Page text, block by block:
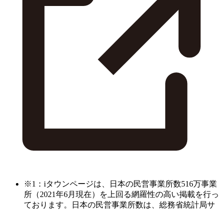
※1：iタウンページは、日本の民営事業所数516万事業
所（2021年6月現在）を上回る網羅性の高い掲載を行っ
ております。日本の民営事業所数は、総務省統計局サ